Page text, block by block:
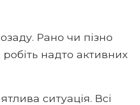
Рано чи пізно
надто активних
ситуація. Всі